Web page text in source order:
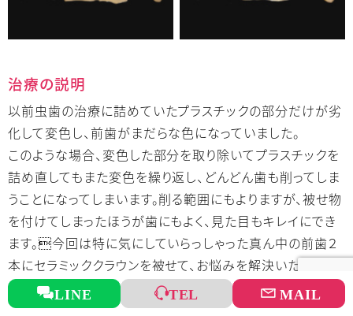
LINE TEL MAIL
治療の説明
以前虫歯の治療に詰めていたプラスチックの部分だけが劣
化して変色し、前歯がまだらな色になっていました。
このような場合、変色した部分を取り除いてプラスチックを
詰め直してもまた変色を繰り返し、どんどん歯も削ってしま
うことになってしまいます。削る範囲にもよりますが、被せ物
を付けてしまったほうが歯にもよく、見た目もキレイにでき
ます。今回は特に気にしていらっしゃった真ん中の前歯２
本にセラミッククラウンを被せて、お悩みを解決いたしまし
た。